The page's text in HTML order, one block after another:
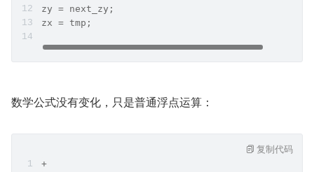
zy = next_zy;
zx = tmp;
数学公式没有变化，只是普通浮点运算：
+
复制代码